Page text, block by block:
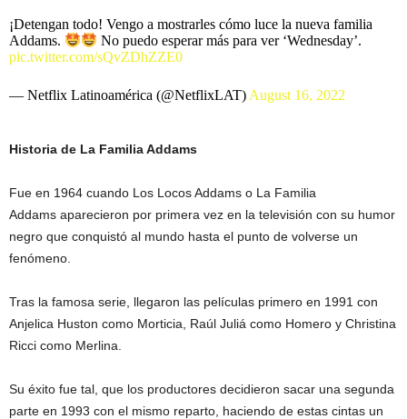
¡Detengan todo! Vengo a mostrarles cómo luce la nueva familia
Addams.
No puedo esperar más para ver ‘Wednesday’.
pic.twitter.com/sQvZDhZZE0
— Netflix Latinoamérica (@NetflixLAT) August 16, 2022
Historia de La Familia Addams
Fue en 1964 cuando Los Locos Addams o La Familia
Addams aparecieron por primera vez en la televisión con su humor
negro que conquistó al mundo hasta el punto de volverse un
fenómeno.
Tras la famosa serie, llegaron las películas primero en 1991 con
Anjelica Huston como Morticia, Raúl Juliá como Homero y Christina
Ricci como Merlina.
Su éxito fue tal, que los productores decidieron sacar una segunda
parte en 1993 con el mismo reparto, haciendo de estas cintas un